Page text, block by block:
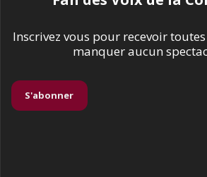
Inscrivez vous pour recevoir
manquer aucun
S'abonner